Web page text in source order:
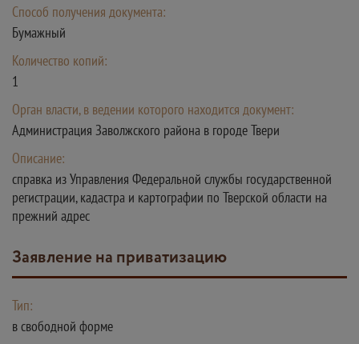
Способ получения документа:
Бумажный
Количество копий:
1
Орган власти, в ведении которого находится документ:
Администрация Заволжского района в городе Твери
Описание:
справка из Управления Федеральной службы государственной
регистрации, кадастра и картографии по Тверской области на
прежний адрес
Заявление на приватизацию
Тип:
в свободной форме